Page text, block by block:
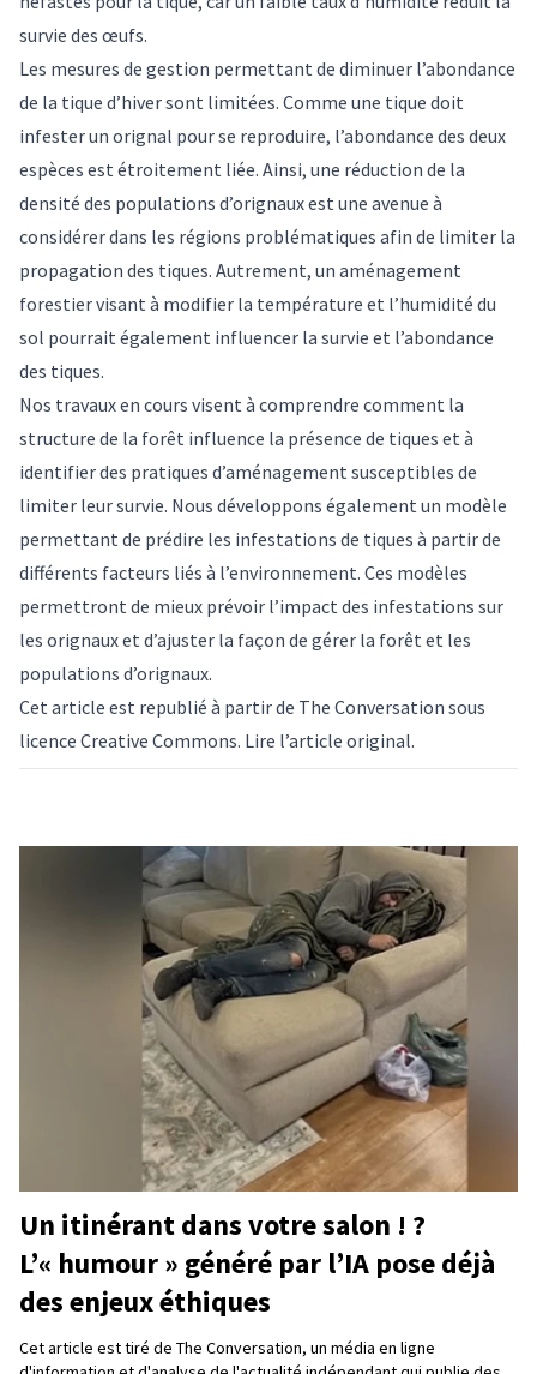
survie des œufs.
Les mesures de gestion permettant de diminuer l’abondance
de la tique d’hiver sont limitées. Comme une tique doit
infester un orignal pour se reproduire, l’abondance des deux
espèces est étroitement liée. Ainsi, une réduction de la
densité des populations d’orignaux est une avenue à
considérer dans les régions problématiques afin de limiter la
propagation des tiques. Autrement, un aménagement
forestier visant à modifier la température et l’humidité du
sol pourrait également influencer la survie et l’abondance
des tiques.
Nos travaux en cours visent à comprendre comment la
structure de la forêt influence la présence de tiques et à
identifier des pratiques d’aménagement susceptibles de
limiter leur survie. Nous développons également un modèle
permettant de prédire les infestations de tiques à partir de
différents facteurs liés à l’environnement. Ces modèles
permettront de mieux prévoir l’impact des infestations sur
les orignaux et d’ajuster la façon de gérer la forêt et les
populations d’orignaux.
Cet article est republié à partir de The Conversation sous
licence Creative Commons. Lire l’article original.
Un itinérant dans votre salon ! ?
L’« humour » généré par l’IA pose déjà
des enjeux éthiques
Cet article est tiré de The Conversation, un média en ligne